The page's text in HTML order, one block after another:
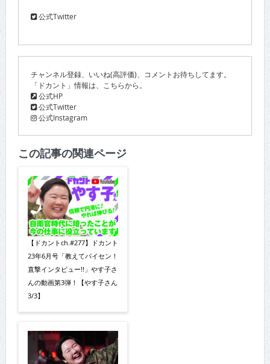
公式Twitter
チャンネル登録、いいね(高評価)、コメントお待ちしてます。
「ドカント」情報は、こちらから。
公式HP
公式Twitter
公式Instagram
この記事の関連ページ
【ドカントch.#277】ドカント
23年6月号「教えてパイセン！
直撃インタビュー!!」やす子さ
んの動画第3弾！【やす子さん
3/3】